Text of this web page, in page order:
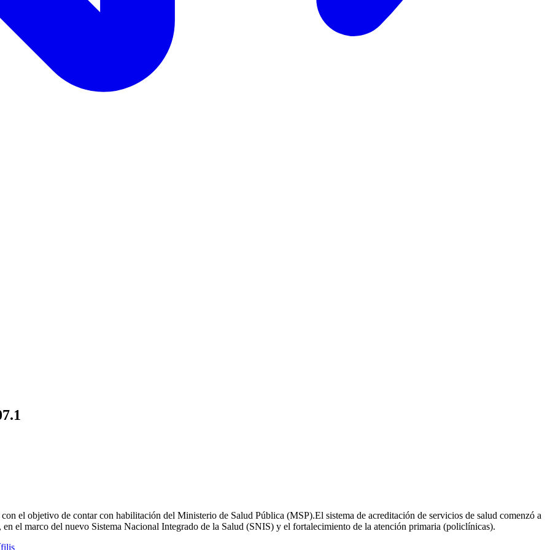
el objetivo de contar con habilitación del Ministerio de Salud Pública (MSP).El sistema de acreditación de servicios de salud comenzó a
el marco del nuevo Sistema Nacional Integrado de la Salud (SNIS) y el fortalecimiento de la atención primaria (policlínicas).